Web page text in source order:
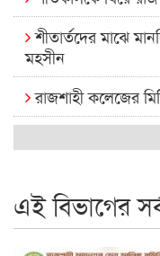
শীতার্তদের মাঝে
মহসীন
রাজশাহী কলেজের
কেমন আছে আমাদের
রাজশাইন একাডেমির
এই বিভাগের